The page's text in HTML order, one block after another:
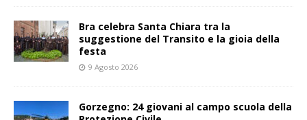
Bra celebra Santa Chiara tra la
suggestione del Transito e la gioia della
festa
9 Agosto 2026
Gorzegno: 24 giovani al campo scuola della